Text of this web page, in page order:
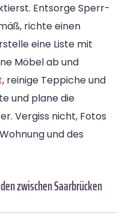
Entsorge Sperr-
richte einen
eine Liste mit
Möbel ab und
, reinige Teppiche und
und plane die
Vergiss nicht, Fotos
und des
zwischen Saarbrücken